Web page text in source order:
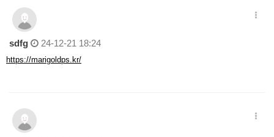
sdfg 24-12-21 18:24
https://marigoldps.kr/